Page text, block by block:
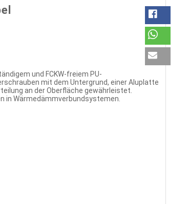
und FCKW-freiem PU-
mit dem Untergrund, einer Aluplatte
an der Oberfläche gewährleistet.
in Wärmedämmverbundsystemen.